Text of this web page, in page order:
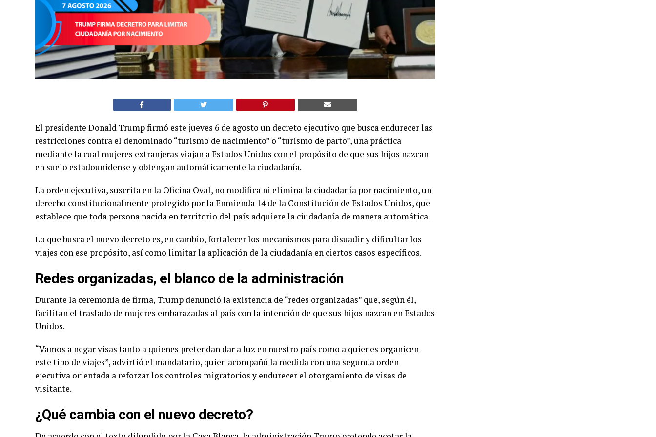
El presidente Donald Trump firmó este jueves 6 de agosto un decreto ejecutivo que busca endurecer las
restricciones contra el denominado “turismo de nacimiento” o “turismo de parto”, una práctica
mediante la cual mujeres extranjeras viajan a Estados Unidos con el propósito de que sus hijos nazcan
en suelo estadounidense y obtengan automáticamente la ciudadanía.
La orden ejecutiva, suscrita en la Oficina Oval, no modifica ni elimina la ciudadanía por nacimiento, un
derecho constitucionalmente protegido por la Enmienda 14 de la Constitución de Estados Unidos, que
establece que toda persona nacida en territorio del país adquiere la ciudadanía de manera automática.
Lo que busca el nuevo decreto es, en cambio, fortalecer los mecanismos para disuadir y dificultar los
viajes con ese propósito, así como limitar la aplicación de la ciudadanía en ciertos casos específicos.
Redes organizadas, el blanco de la administración
Durante la ceremonia de firma, Trump denunció la existencia de “redes organizadas” que, según él,
facilitan el traslado de mujeres embarazadas al país con la intención de que sus hijos nazcan en Estados
Unidos.
“Vamos a negar visas tanto a quienes pretendan dar a luz en nuestro país como a quienes organicen
este tipo de viajes”, advirtió el mandatario, quien acompañó la medida con una segunda orden
ejecutiva orientada a reforzar los controles migratorios y endurecer el otorgamiento de visas de
visitante.
¿Qué cambia con el nuevo decreto?